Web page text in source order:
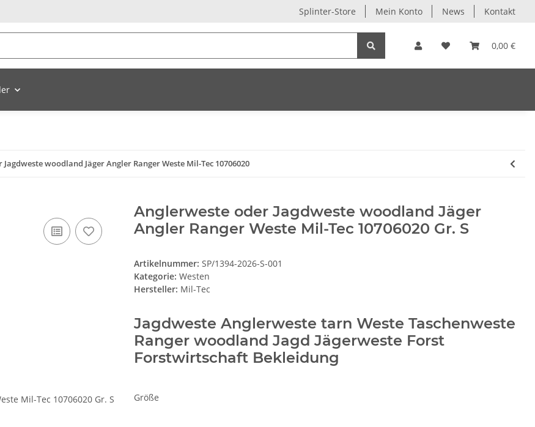
Splinter-Store Mein Konto News Kontakt
0,00 €
woodland Jäger Angler Ranger Weste Mil-Tec 10706020
Anglerweste oder Jagdweste woodland Jäger
Angler Ranger Weste Mil-Tec 10706020 Gr. S
Artikelnummer: SP/1394-2026-S-001
Kategorie: Westen
Hersteller: Mil-Tec
Jagdweste Anglerweste tarn Weste Taschenweste
Ranger woodland Jagd Jägerweste Forst
Forstwirtschaft Bekleidung
Größe